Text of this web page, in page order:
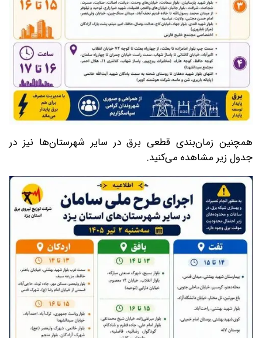
همچنین زمان‌بندی قطعی برق در سایر شهرستان‌ها نیز در
جدول زیر مشاهده می‌کنید.